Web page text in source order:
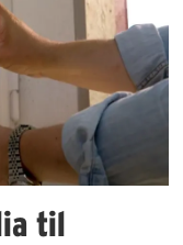
til